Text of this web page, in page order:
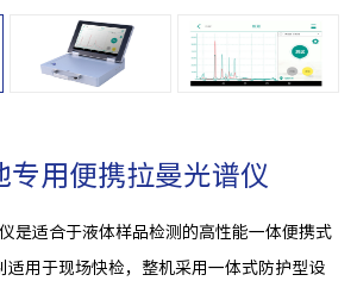
专用便携拉曼光谱仪
是适合于液体样品检测的高性能一体便携式
适用于现场快检，整机采用一体式防护型设